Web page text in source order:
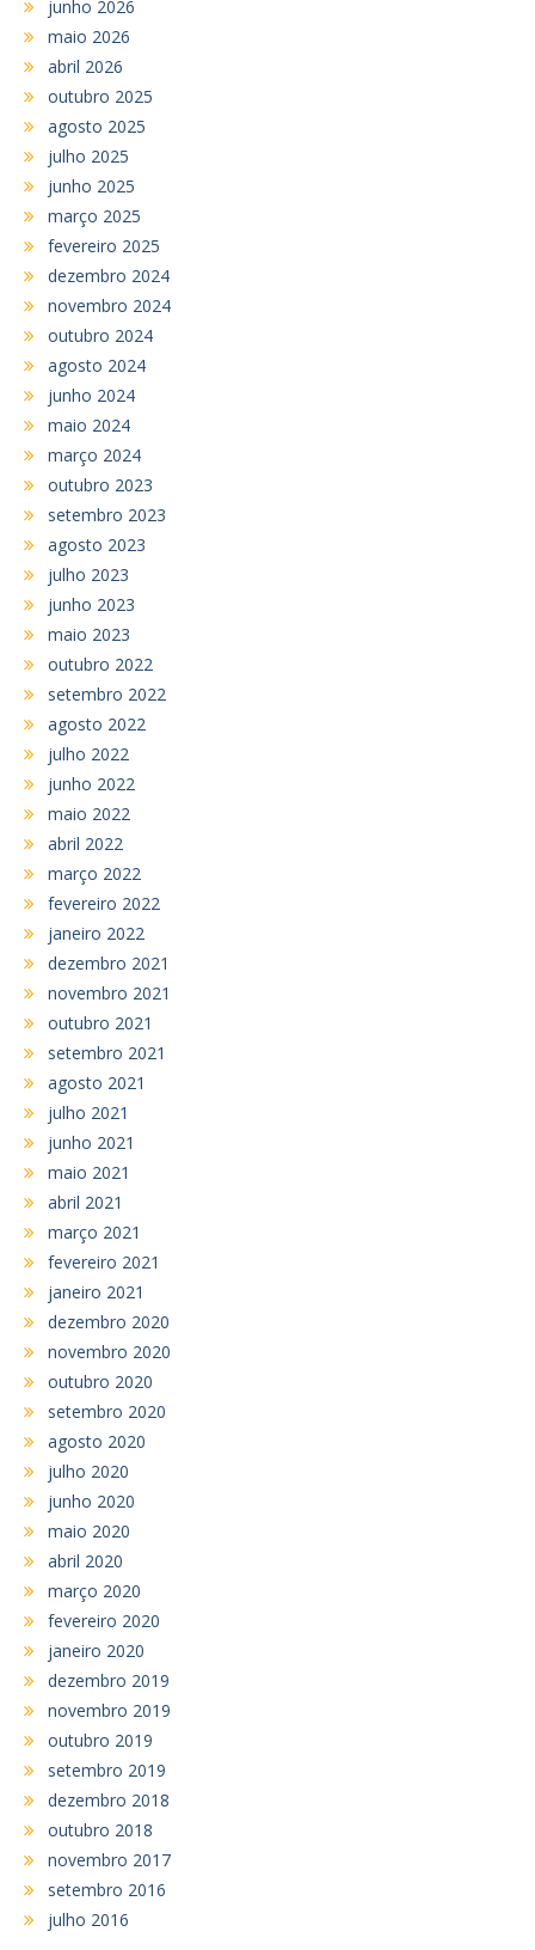
junho 2026
maio 2026
abril 2026
outubro 2025
agosto 2025
julho 2025
junho 2025
março 2025
fevereiro 2025
dezembro 2024
novembro 2024
outubro 2024
agosto 2024
junho 2024
maio 2024
março 2024
outubro 2023
setembro 2023
agosto 2023
julho 2023
junho 2023
maio 2023
outubro 2022
setembro 2022
agosto 2022
julho 2022
junho 2022
maio 2022
abril 2022
março 2022
fevereiro 2022
janeiro 2022
dezembro 2021
novembro 2021
outubro 2021
setembro 2021
agosto 2021
julho 2021
junho 2021
maio 2021
abril 2021
março 2021
fevereiro 2021
janeiro 2021
dezembro 2020
novembro 2020
outubro 2020
setembro 2020
agosto 2020
julho 2020
junho 2020
maio 2020
abril 2020
março 2020
fevereiro 2020
janeiro 2020
dezembro 2019
novembro 2019
outubro 2019
setembro 2019
dezembro 2018
outubro 2018
novembro 2017
setembro 2016
julho 2016